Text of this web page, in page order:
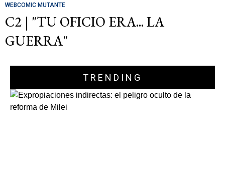
WEBCOMIC MUTANTE
C2 | "TU OFICIO ERA... LA
GUERRA"
TRENDING